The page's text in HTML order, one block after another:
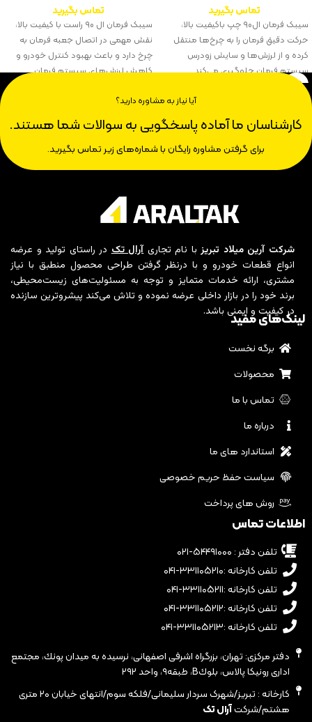
تماس بگیرید
سیبک فرمان ال۹۰ چپ باکیفیت بالا،
حرکت دقیق فرمان را به چرخ‌ها منتقل
کرده و از لرزش‌ها و سایش زودرس
سیستم فرمان جلوگیری می‌کند.
تماس بگیرید
سیبک فرمان ال ۹۰ راست با کیفیت بالا،
نقش مهمی در اتصال جعبه فرمان به
چرخ دارد و باعث بهبود کنترل خودرو و
کاهش لرزش‌های سیستم فرمان
آیا نیاز به مشاوره دارید؟
کارشناسان ما آماده پاسخگویی به سوالات شما هستند.
برای گرفتن مشاوره رایگان با شماره‌های زیر تماس بگیرید.
شرکت آرین میلاد تبریزبا نام تجاریآرال تکدر راستای تولید و عرضه
انواع قطعات خودرو و با درنظر گرفتن طراحی محصول منطبق با نیاز
مشتری، ارائه خدمات متمایز و توجه به مسئولیت‌های زیست‌محیطی،
برند خود را در بازار داخلی عرضه نموده و تلاش می‌کند پیشروترین سازنده
در کیفیت و ایمنی باشد.
لینک‌های مفید
برگه نخست
محصولات
تماس با ما
درباره ما
استاندارد های ما
سیاست حفظ حریم خصوصی
روش های پرداخت
اطلاعات تماس
تلفن دفتر : ۵۴۴۹۱۰۰۰-۰۲۱
تلفن کارخانه :۳۳۱۱۰۵۲۱۰-۰۴۱
تلفن کارخانه :۳۳۱۱۰۵۲۱۱-۰۴۱
تلفن کارخانه :۳۳۱۱۰۵۲۱۲-۰۴۱
تلفن کارخانه :۳۳۱۱۰۵۲۱۳-۰۴۱
دفتر مرکزی: تهران، بزرگراه اشرفى اصفهانى، نرسيده به ميدان پونك، مجتمع
ادارى رونيكا پالاس، بلوكB، طبقه٩، واحد ٢٩٢
کارخانه : تبریز/شهرک سردار سلیمانی/فلکه سوم/انتهای خیابان ۲۰ متری
هشتم/شرکتآرال تک